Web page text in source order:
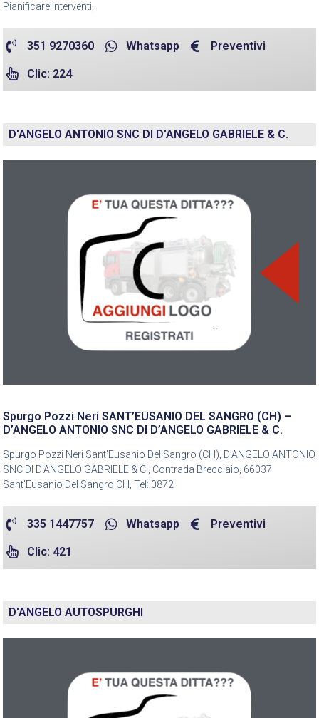
Pianificare interventi,
351 9270360 Whatsapp Preventivi
Clic: 224
D'ANGELO ANTONIO SNC DI D'ANGELO GABRIELE & C.
Spurgo Pozzi Neri SANT’EUSANIO DEL SANGRO (CH) –
D’ANGELO ANTONIO SNC DI D’ANGELO GABRIELE & C.
Spurgo Pozzi Neri Sant'Eusanio Del Sangro (CH), D'ANGELO ANTONIO
SNC DI D'ANGELO GABRIELE & C., Contrada Brecciaio, 66037
Sant'Eusanio Del Sangro CH, Tel: 0872
335 1447757 Whatsapp Preventivi
Clic: 421
D'ANGELO AUTOSPURGHI